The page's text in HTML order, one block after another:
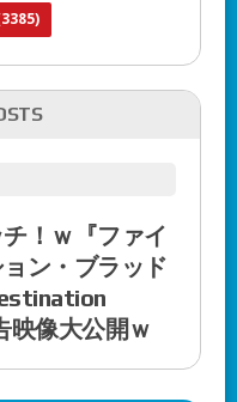
！ｗ『ファイ
ン・ブラッド
映像大公開ｗ